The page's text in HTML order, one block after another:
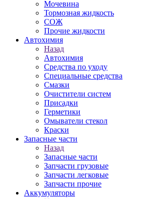
Мочевина
Тормозная жидкость
СОЖ
Прочие жидкости
Автохимия
Назад
Автохимия
Средства по уходу
Специальные средства
Смазки
Очистители систем
Присадки
Герметики
Омыватели стекол
Краски
Запасные части
Назад
Запасные части
Запчасти грузовые
Запчасти легковые
Запчасти прочие
Аккумуляторы